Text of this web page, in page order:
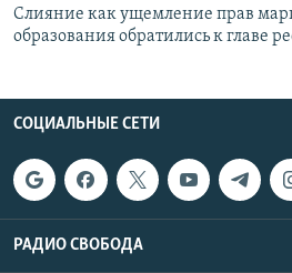
Слияние как ущемление прав
образования обратились к главе
СОЦИАЛЬНЫЕ СЕТИ
РАДИО СВОБОДА